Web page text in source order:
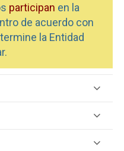
participan en la
de acuerdo con
la Entidad